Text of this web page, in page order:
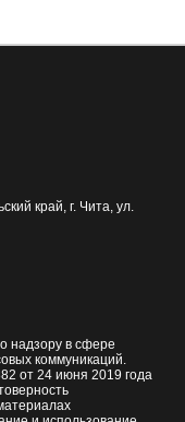
край, г. Чита, ул.
надзору в сфере
коммуникаций.
от 24 июня 2019 года